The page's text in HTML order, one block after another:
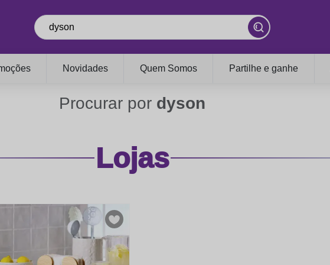
Novidades Quem Somos Partilhe e ganhe
Procurar por dyson
Lojas